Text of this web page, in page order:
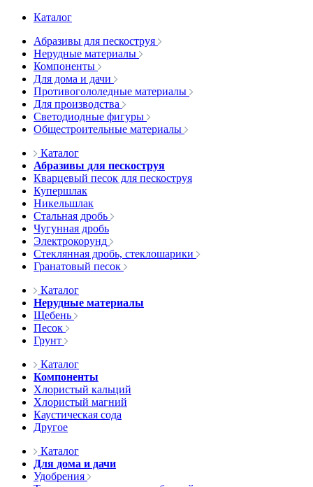
Каталог
Абразивы для пескоструя
Нерудные материалы
Компоненты
Для дома и дачи
Противогололедные материалы
Для производства
Светодиодные фигуры
Общестроительные материалы
Каталог
Абразивы для пескоструя
Кварцевый песок для пескоструя
Купершлак
Никельшлак
Стальная дробь
Чугунная дробь
Электрокорунд
Стеклянная дробь, стеклошарики
Гранатовый песок
Каталог
Нерудные материалы
Щебень
Песок
Грунт
Каталог
Компоненты
Хлористый кальций
Хлористый магний
Каустическая сода
Другое
Каталог
Для дома и дачи
Удобрения